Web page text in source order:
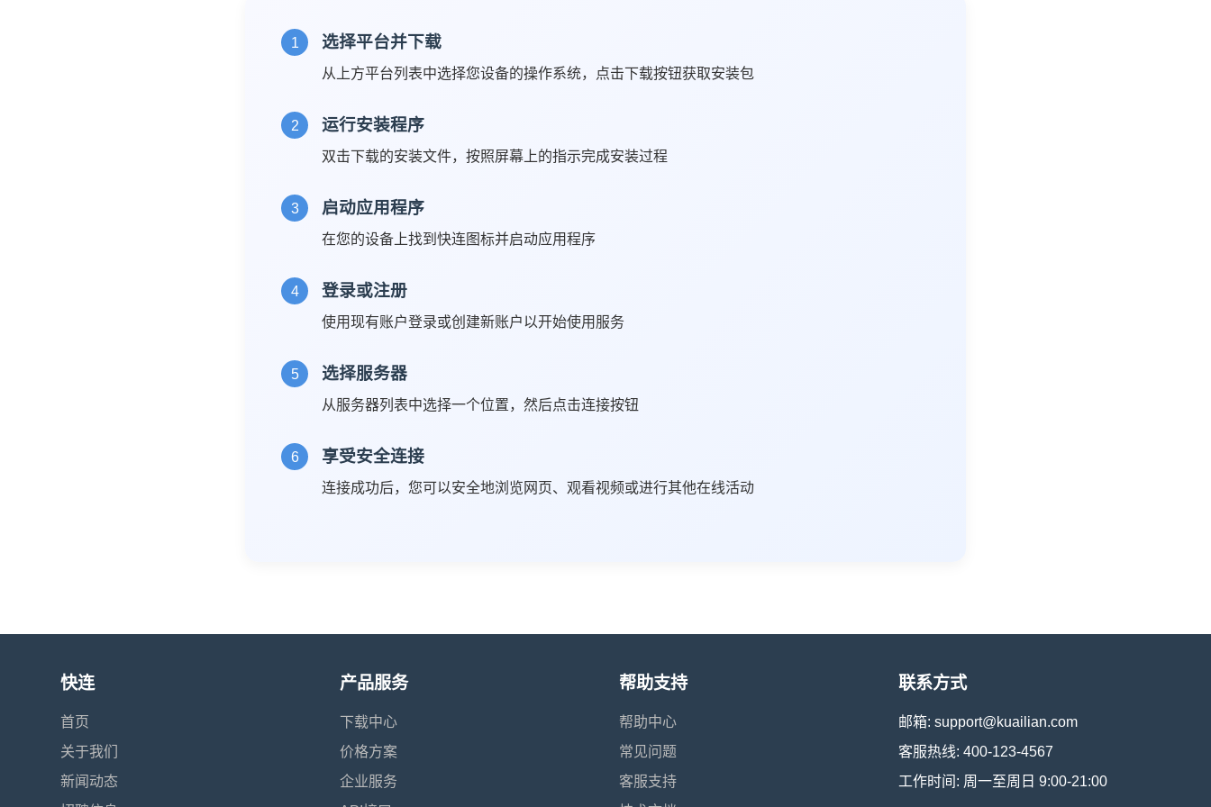
1 选择平台并下载
从上方平台列表中选择您设备的操作系统，点击下载按钮获取安装包
2 运行安装程序
双击下载的安装文件，按照屏幕上的指示完成安装过程
3 启动应用程序
在您的设备上找到快连图标并启动应用程序
4 登录或注册
使用现有账户登录或创建新账户以开始使用服务
5 选择服务器
从服务器列表中选择一个位置，然后点击连接按钮
6 享受安全连接
连接成功后，您可以安全地浏览网页、观看视频或进行其他在线活动
快连
首页
关于我们
新闻动态
产品服务
下载中心
价格方案
企业服务
帮助支持
帮助中心
常见问题
客服支持
联系方式
邮箱: support@kuailian.com
客服热线: 400-123-4567
工作时间: 周一至周日 9:00-21:00